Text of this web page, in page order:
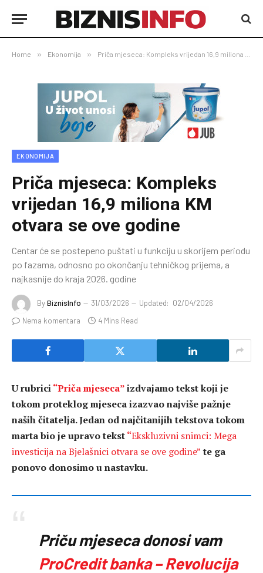
Home » Ekonomija » Priča mjeseca: Kompleks vrijedan 16,9 miliona KM otvara se ove godine
EKONOMIJA
Priča mjeseca: Kompleks
vrijedan 16,9 miliona KM
otvara se ove godine
Centar će se postepeno puštati u funkciju u skorijem periodu
po fazama, odnosno po okončanju tehničkog prijema, a
najkasnije do kraja 2026. godine
ByBiznisInfo 31/03/2026 Updated: 02/04/2026
Nema komentara
4 Mins Read
U rubrici“Priča mjeseca”izdvajamo tekst koji je
tokom proteklog mjeseca izazvao najviše pažnje
naših čitatelja. Jedan od najčitanijih tekstova tokom
marta bio je upravo tekst“Ekskluzivni snimci: Mega
investicija na Bjelašnici otvara se ove godine”te ga
ponovo donosimo u nastavku.
Priču mjeseca donosi vam
ProCredit banka – Revolucija